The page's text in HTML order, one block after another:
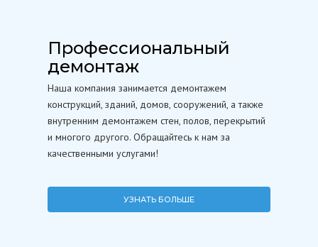
Профессиональный
демонтаж
Наша компания занимается демонтажем
конструкций, зданий, домов, сооружений, а также
внутренним демонтажем стен, полов, перекрытий
и многого другого. Обращайтесь к нам за
качественными услугами!
УЗНАТЬ БОЛЬШЕ